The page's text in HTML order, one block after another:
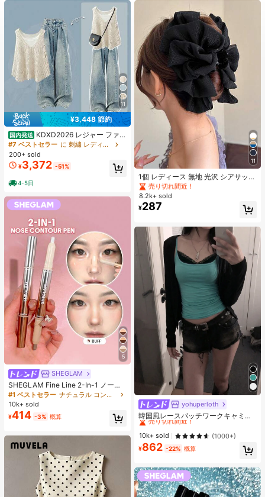
11
¥3,448 節約
国内発送 KDXD2026 レジャー ファッ
ション ロングサイズ 夏服 女性 ワイ
ルドスタイル ボア付きトップス ワイ
ルドスタイル ロングスカート 3点セ
ット UVカット 軽量 通気性 袖付き
ヒップカバー効果 通気性抜群 サイズ
豊富
#7 ベストセラー
に 刺繍 レディースコーデ
200+ sold
¥3,372 -51%
4-5日
5
SHEGLAM
SHEGLAM Fine Line 2-In-1 ノーズ
コンター&ハイライトペン-Buff ノー
ズシャドウ シェーディング 女性と女
の子のためのブランドビューティー
コスメメイクアップ
#1 ベストセラー
ナチュラル コントゥア＆ブロンザー
10k+ sold
¥414 -3% 概算
11
1個 レディース 無地 光沢 シアサッカ
ー リボン ヘアクリップ、エレガント
なファッション クロークリップ、日
常使用に適しています (ヘアクロー 1
3cm-15cm)
#6 ベストセラー
ブラック 髪の爪
売り切れ間近！
#6 ベストセラー
ブラック 髪の爪
売り切れ間近！
#6 ベストセラー
ブラック 髪の爪
売り切れ間近！
#6 ベストセラー
売り切れ間近！
8.2k+ sold
¥287
yohuperloth
韓国風レースパッチワークキャミソ
ールタンクトップ、Y2Kエステティ
ック、ストリートウェアカジュアル
サマー
#1 ベストセラー
売り切れ間近！
#1 ベストセラー
売り切れ間近！
#1 ベストセラー
売り切れ間近！
#1 ベストセラー
10k+ sold (1000+)
¥862 -22% 概算